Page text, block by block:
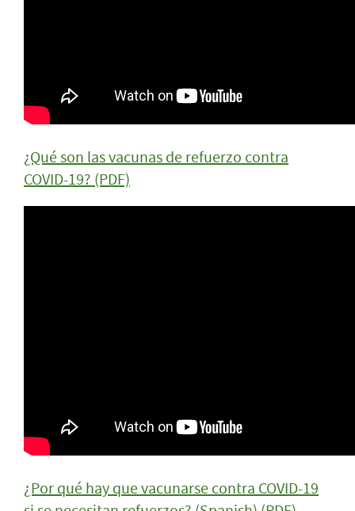
¿Qué son las vacunas de refuerzo contra
COVID-19? (PDF)
¿Por qué hay que vacunarse contra COVID-19